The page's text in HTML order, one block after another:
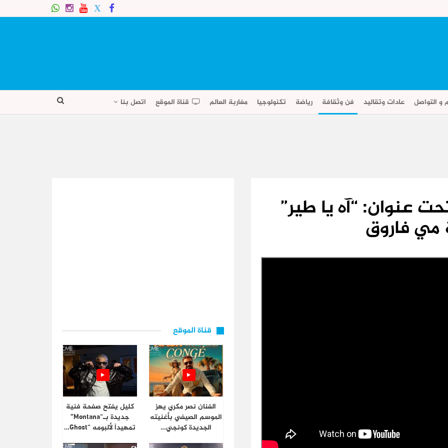
و التواصل عادات وتقاليد فن وثقافة رياضة تكنولوجيا مغاربة العالم قناة الموقع اتصل بنا
عنوان: “آه يا طير”
مي فاروق
قناة الموقع
الفنان نصر مكري يهز
الموسم الصيفي بأغنيته
الجديدة كونجي…
كليل يفتح صفحة فنية
جديدة بـ“Montana”
تمهيداً لألبومه “Ghost…